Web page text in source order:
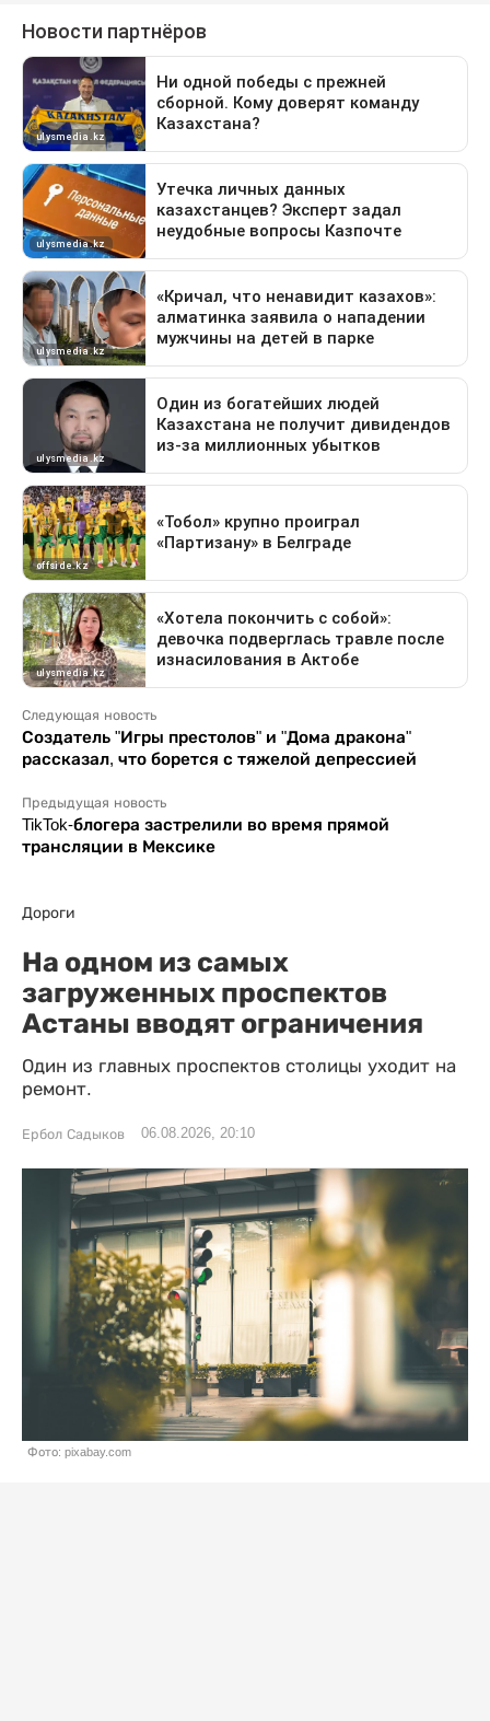
Следующая новость
Создатель "Игры престолов" и "Дома дракона"
рассказал, что борется с тяжелой депрессией
Предыдущая новость
TikTok-блогера застрелили во время прямой
трансляции в Мексике
Дороги
На одном из самых
загруженных проспектов
Астаны вводят ограничения
Один из главных проспектов столицы уходит на
ремонт.
Ербол Садыков 06.08.2026, 20:10
Фото: pixabay.com